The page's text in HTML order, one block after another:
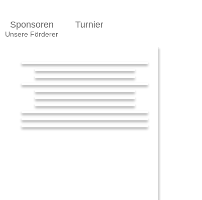
Sponsoren
Unsere Förderer
Turnier